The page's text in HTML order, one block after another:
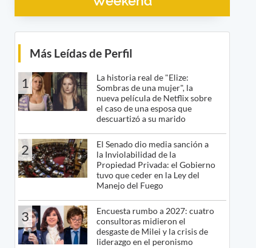
Más Leídas de Perfil
1
La historia real de "Elize:
Sombras de una mujer", la
nueva película de Netflix sobre
el caso de una esposa que
descuartizó a su marido
2
El Senado dio media sanción a
la Inviolabilidad de la
Propiedad Privada: el Gobierno
tuvo que ceder en la Ley del
Manejo del Fuego
3
Encuesta rumbo a 2027: cuatro
consultoras midieron el
desgaste de Milei y la crisis de
liderazgo en el peronismo